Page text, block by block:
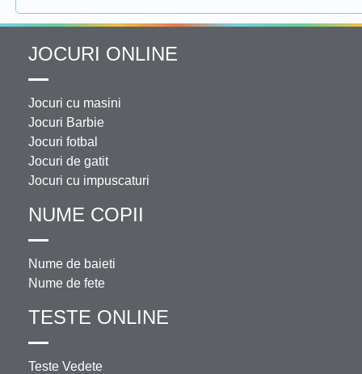
JOCURI ONLINE
Jocuri cu masini
Jocuri Barbie
Jocuri fotbal
Jocuri de gatit
Jocuri cu impuscaturi
NUME COPII
Nume de baieti
Nume de fete
TESTE ONLINE
Teste Vedete